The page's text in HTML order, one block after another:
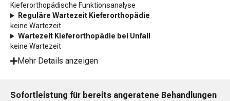
Kieferorthopädische Funktionsanalyse
Reguläre Wartezeit Kieferorthopädie
keine Wartezeit
Wartezeit Kieferorthopädie bei Unfall
keine Wartezeit
Mehr Details anzeigen
Sofortleistung für bereits angeratene Behandlungen